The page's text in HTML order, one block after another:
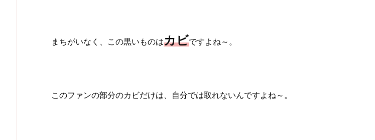
まちがいなく、この黒いものはカビですよね～。
このファンの部分のカビだけは、自分では取れないんですよね～。